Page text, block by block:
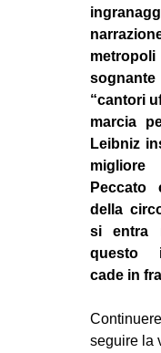
“cantori
marcia
Leibniz
migliore
della
si entra
questo
cade in
seguire la